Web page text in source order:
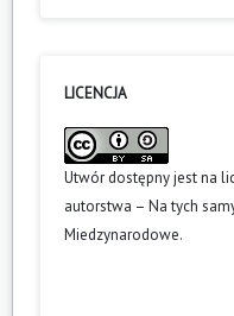
LICENCJA
Utwór dostępny jest na
autorstwa – Na tych
Miedzynarodowe.